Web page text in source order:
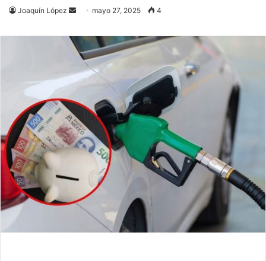
Joaquín López
Send
email
mayo 27, 2025 4